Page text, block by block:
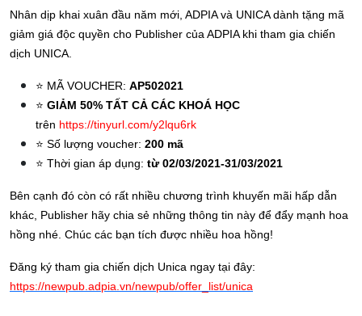
Nhân dịp khai xuân đầu năm mới, ADPIA và UNICA dành tặng mã
giảm giá độc quyền cho Publisher của ADPIA khi tham gia chiến
dịch UNICA.
⭐️ MÃ VOUCHER: AP502021
⭐️ GIẢM 50% TẤT CẢ CÁC KHOÁ HỌC
trên https://tinyurl.com/y2lqu6rk
⭐️ Số lượng voucher: 200 mã
⭐️ Thời gian áp dụng: từ 02/03/2021-31/03/2021
Bên cạnh đó còn có rất nhiều chương trình khuyến mãi hấp dẫn
khác, Publisher hãy chia sẻ những thông tin này để đẩy mạnh hoa
hồng nhé. Chúc các bạn tích được nhiều hoa hồng!
Đăng ký tham gia chiến dịch Unica ngay tại đây:
https://newpub.adpia.vn/newpub/offer_list/unica